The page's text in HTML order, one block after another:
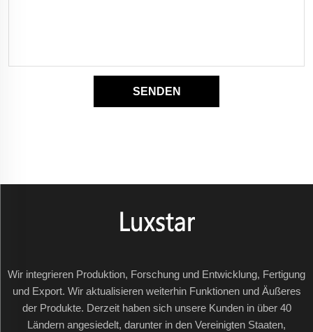
SENDEN
Wir integrieren Produktion, Forschung und Entwicklung, Fertigung
und Export. Wir aktualisieren weiterhin Funktionen und Äußeres
der Produkte. Derzeit haben sich unsere Kunden in über 40
Ländern angesiedelt, darunter in den Vereinigten Staaten,